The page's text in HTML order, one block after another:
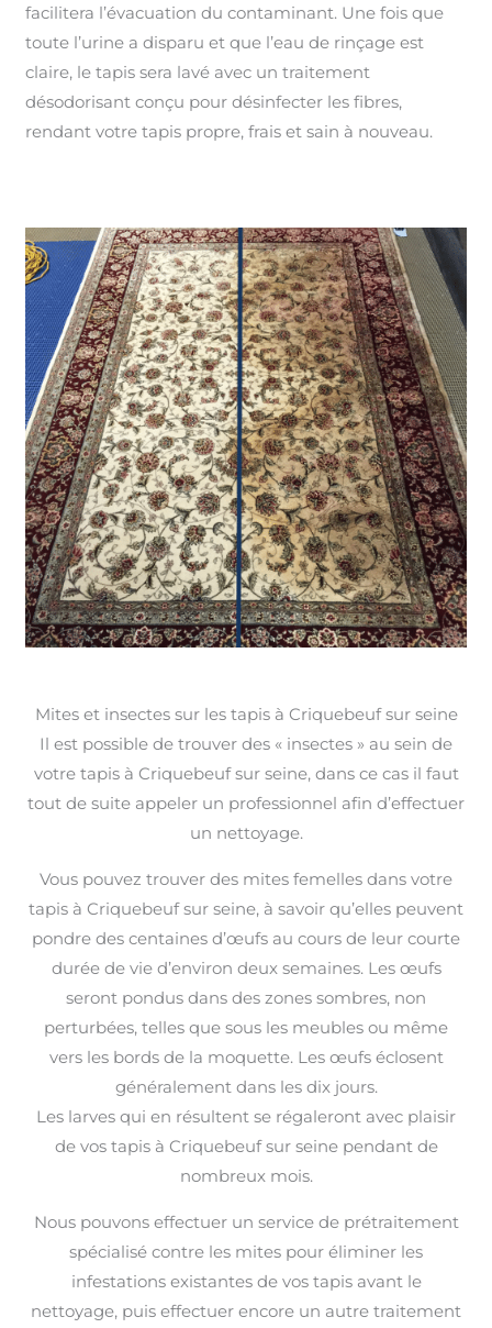
facilitera l’évacuation du contaminant. Une fois que
toute l’urine a disparu et que l’eau de rinçage est
claire, le tapis sera lavé avec un traitement
désodorisant conçu pour désinfecter les fibres,
rendant votre tapis propre, frais et sain à nouveau.
Mites et insectes sur les tapis à Criquebeuf sur seine
Il est possible de trouver des « insectes » au sein de
votre tapis à Criquebeuf sur seine, dans ce cas il faut
tout de suite appeler un professionnel afin d’effectuer
un nettoyage.
Vous pouvez trouver des mites femelles dans votre
tapis à Criquebeuf sur seine, à savoir qu’elles peuvent
pondre des centaines d’œufs au cours de leur courte
durée de vie d’environ deux semaines. Les œufs
seront pondus dans des zones sombres, non
perturbées, telles que sous les meubles ou même
vers les bords de la moquette. Les œufs éclosent
généralement dans les dix jours.
Les larves qui en résultent se régaleront avec plaisir
de vos tapis à Criquebeuf sur seine pendant de
nombreux mois.
Nous pouvons effectuer un service de prétraitement
spécialisé contre les mites pour éliminer les
infestations existantes de vos tapis avant le
nettoyage, puis effectuer encore un autre traitement